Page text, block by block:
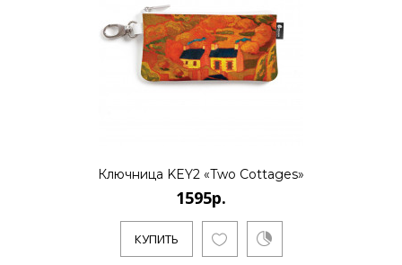
Ключница KEY2 «Two Cottages»
1595р.
КУПИТЬ